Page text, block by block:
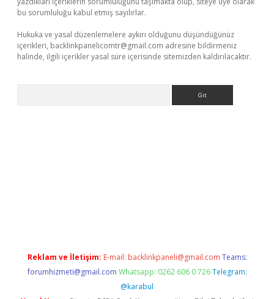
bu sorumluluğu kabul etmiş sayılırlar.
Hukuka ve yasal düzenlemelere aykırı olduğunu düşündüğünüz
içerikleri, backlinkpanelicomtr@gmail.com adresine bildirmeniz
halinde, ilgili içerikler yasal süre içerisinde sitemizden kaldırılacaktır.
Reklam ve İletişim: E-mail: backlinkpaneli@gmail.com Teams:
forumhizmeti@gmail.com Whatsapp: 0262 606 0 726 Telegram:
@karabul